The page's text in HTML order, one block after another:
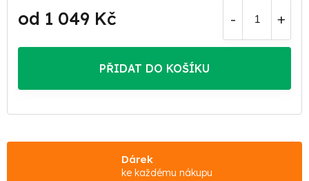
od 1 049 Kč
cena:
PŘIDAT DO KOŠÍKU
Dárek
ke každému nákupu